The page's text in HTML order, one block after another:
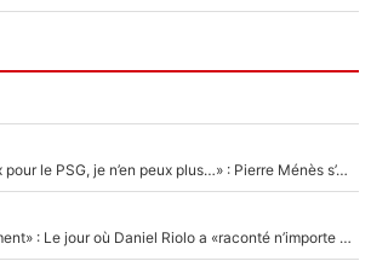
«Un très mauvais choix pour le PSG, je n’en peux plus…» : Pierre Ménès s’est complètement trompé avec Luis Enrique et ces déclarations le prouvent !
«Je m’en veux terriblement» : Le jour où Daniel Riolo a «raconté n’importe quoi» dans l'After Foot !